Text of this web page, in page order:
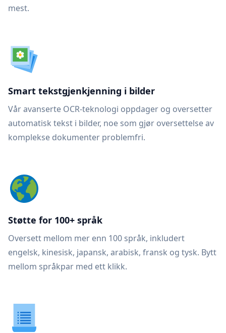
mest.
Smart tekstgjenkjenning i bilder
Vår avanserte OCR-teknologi oppdager og oversetter
automatisk tekst i bilder, noe som gjør oversettelse av
komplekse dokumenter problemfri.
Støtte for 100+ språk
Oversett mellom mer enn 100 språk, inkludert
engelsk, kinesisk, japansk, arabisk, fransk og tysk. Bytt
mellom språkpar med ett klikk.